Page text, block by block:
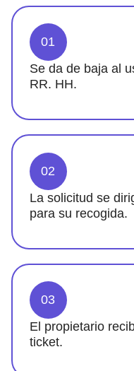
01
Se da de baja al
RR. HH.
02
La solicitud se
para su recogida.
03
El propietario
ticket.